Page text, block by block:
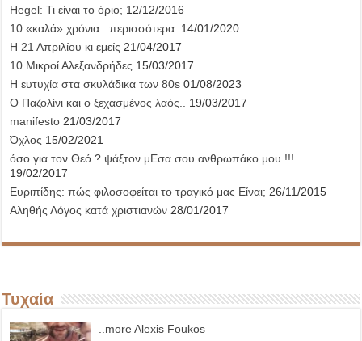
Hegel: Τι είναι το όριο; 12/12/2016
10 «καλά» χρόνια.. περισσότερα. 14/01/2020
Η 21 Απριλίου κι εμείς 21/04/2017
10 Μικροί Αλεξανδρήδες 15/03/2017
Η ευτυχία στα σκυλάδικα των 80s 01/08/2023
Ο Παζολίνι και ο ξεχασμένος λαός.. 19/03/2017
manifesto 21/03/2017
Όχλος 15/02/2021
όσο για τον Θεό ? ψάξτον μΕσα σου ανθρωπάκο μου !!!
19/02/2017
Ευριπίδης: πώς φιλοσοφείται το τραγικό μας Είναι; 26/11/2015
Αληθής Λόγος κατά χριστιανών 28/01/2017
Τυχαία
..more Alexis Foukos